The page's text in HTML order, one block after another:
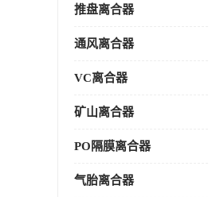
推盘离合器
通风离合器
VC离合器
矿山离合器
PO隔膜离合器
气胎离合器